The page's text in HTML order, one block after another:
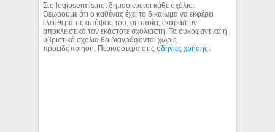
Στο logiosermis.net δημοσιεύεται κάθε σχόλιο.
Θεωρούμε ότι ο καθένας έχει το δικαίωμα να εκφέρει
ελεύθερα τις απόψεις του, οι οποίες εκφράζουν
αποκλειστικά τον εκάστοτε σχολιαστή. Τα συκοφαντικά ή
υβριστικά σχόλια θα διαγράφονται χωρίς
προειδοποίηση. Περισσότερα στιςοδηγίες χρήσης